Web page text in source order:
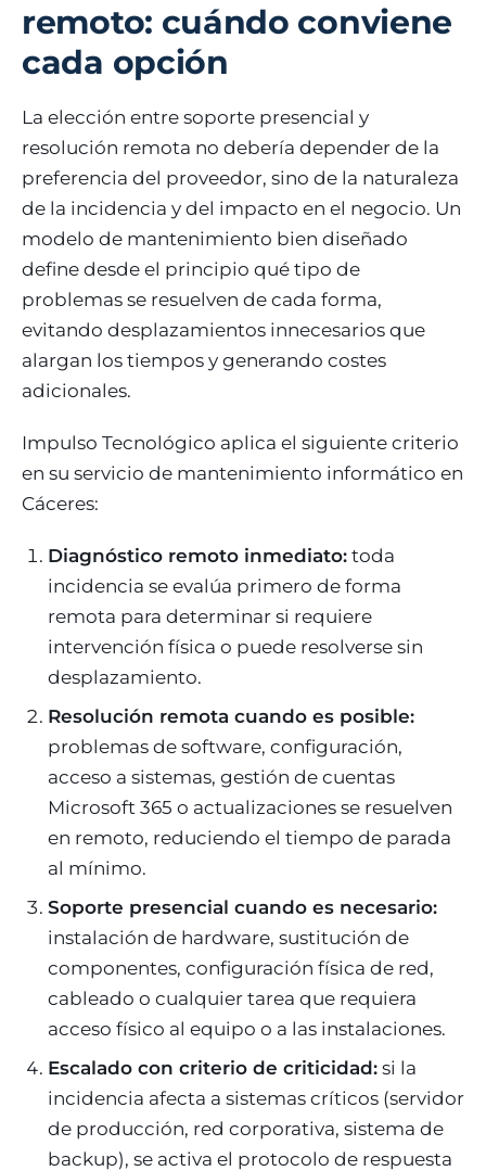
remoto: cuándo conviene
cada opción
La elección entre soporte presencial y
resolución remota no debería depender de la
preferencia del proveedor, sino de la naturaleza
de la incidencia y del impacto en el negocio. Un
modelo de mantenimiento bien diseñado
define desde el principio qué tipo de
problemas se resuelven de cada forma,
evitando desplazamientos innecesarios que
alargan los tiempos y generando costes
adicionales.
Impulso Tecnológico aplica el siguiente criterio
en su servicio de mantenimiento informático en
Cáceres:
Diagnóstico remoto inmediato: toda
incidencia se evalúa primero de forma
remota para determinar si requiere
intervención física o puede resolverse sin
desplazamiento.
Resolución remota cuando es posible:
problemas de software, configuración,
acceso a sistemas, gestión de cuentas
Microsoft 365 o actualizaciones se resuelven
en remoto, reduciendo el tiempo de parada
al mínimo.
Soporte presencial cuando es necesario:
instalación de hardware, sustitución de
componentes, configuración física de red,
cableado o cualquier tarea que requiera
acceso físico al equipo o a las instalaciones.
Escalado con criterio de criticidad: si la
incidencia afecta a sistemas críticos (servidor
de producción, red corporativa, sistema de
backup), se activa el protocolo de respuesta